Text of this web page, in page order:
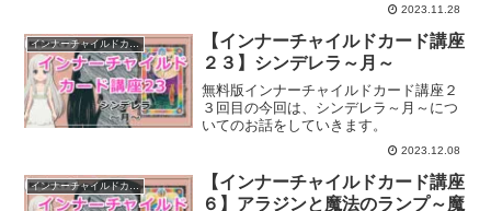
2023.11.28
インナーチャイルドカード講座
【インナーチャイルドカード講座
２３】シンデレラ～月～
無料版インナーチャイルドカード講座２
３回目の今回は、シンデレラ～月～につ
いてのお話をしていきます。
2023.12.08
インナーチャイルドカード講座
【インナーチャイルドカード講座
６】アラジンと魔法のランプ～魔